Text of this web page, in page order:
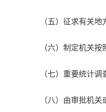
（五）征求有关
（六）制定机关
（七）重要统计
（八）由审批机